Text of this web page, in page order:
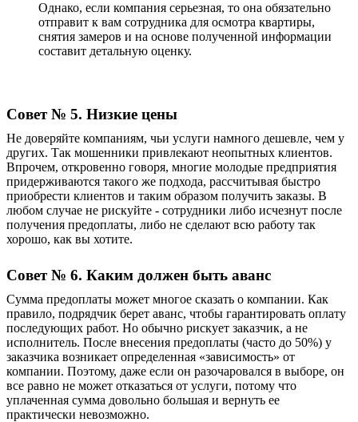
Однако, если компания серьезная, то она обязательно
отправит к вам сотрудника для осмотра квартиры,
снятия замеров и на основе полученной информации
составит детальную оценку.
Совет № 5. Низкие цены
Не доверяйте компаниям, чьи услуги намного дешевле, чем у
других. Так мошенники привлекают неопытных клиентов.
Впрочем, откровенно говоря, многие молодые предприятия
придерживаются такого же подхода, рассчитывая быстро
приобрести клиентов и таким образом получить заказы. В
любом случае не рискуйте - сотрудники либо исчезнут после
получения предоплаты, либо не сделают всю работу так
хорошо, как вы хотите.
Совет № 6. Каким должен быть аванс
Сумма предоплаты может многое сказать о компании. Как
правило, подрядчик берет аванс, чтобы гарантировать оплату
последующих работ. Но обычно рискует заказчик, а не
исполнитель. После внесения предоплаты (часто до 50%) у
заказчика возникает определенная «зависимость» от
компании. Поэтому, даже если он разочаровался в выборе, он
все равно не может отказаться от услуги, потому что
уплаченная сумма довольно большая и вернуть ее
практически невозможно.